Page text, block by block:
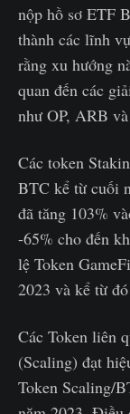
nộp hồ sơ ETF
thành các lĩnh
rằng xu hướng
quan đến các
như OP, ARB
Các token
BTC kể từ cuối
đã tăng 103%
-65% cho đến
lệ Token
2023 và kể từ
Các Token liên
(Scaling) đạt
Token Scaling/